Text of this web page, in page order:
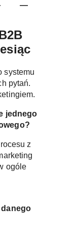
—
systemu
pytań.
jednego
z
ogóle